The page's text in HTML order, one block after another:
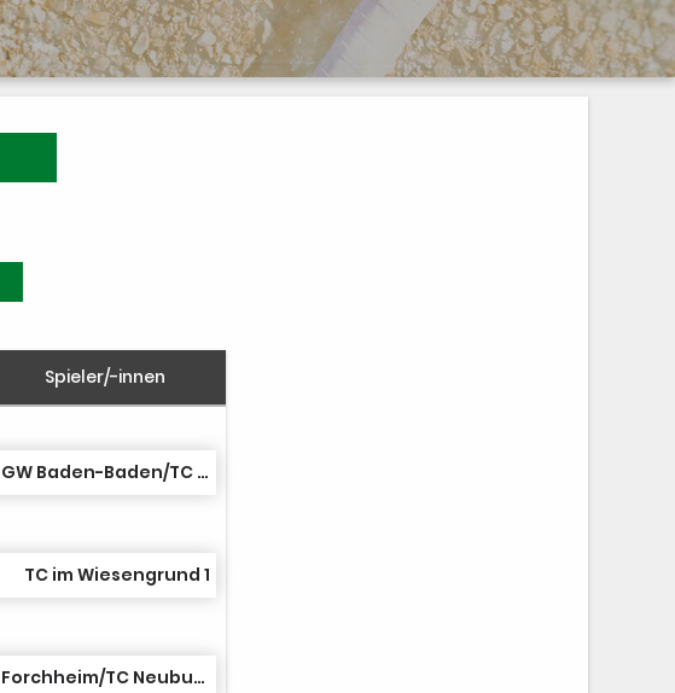
Spieler/-innen
TSG TC GW Baden-Baden/TC BW Baden-Baden 1
TC im Wiesengrund 1
TSG TC Forchheim/TC Neuburgweier 1